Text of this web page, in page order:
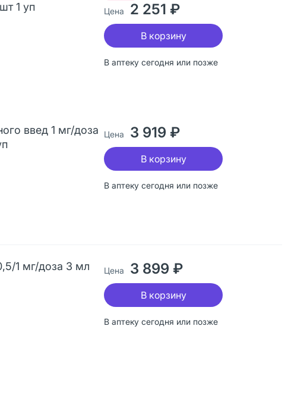
1 уп
В аптеку сегодня или позже
Цена 2 251 ₽
В корзину
введ 1 мг/доза
В аптеку сегодня или позже
Цена 3 919 ₽
В корзину
1 мг/доза 3 мл
В аптеку сегодня или позже
Цена 3 899 ₽
В корзину